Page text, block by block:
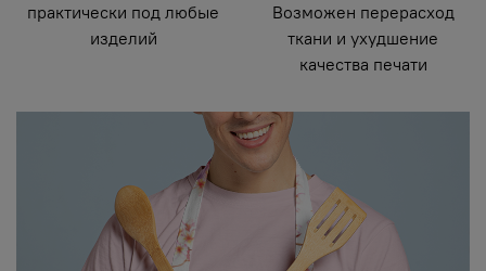
практически под любые
изделий
Возможен перерасход
ткани и ухудшение
качества печати